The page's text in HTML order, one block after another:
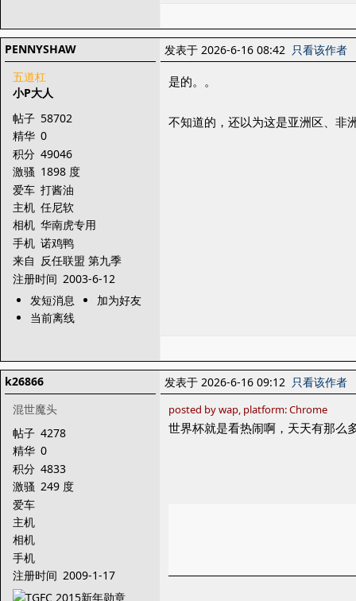
PENNYSHAW
五道杠
小P大人
帖子 58702
精华 0
积分 49046
激骚 1898 度
爱车 打酱油
主机 任尼软
相机 华南虎专用
手机 诺鸡鸭
来自 反任联盟 第九季
注册时间 2003-6-12
发短消息
加为好友
当前离线
发表于 2026-6-16 08:42 只看该作者
是的。。
不知道的，还以为这是亚洲区、非
k26866
混世魔头
帖子 4278
精华 0
积分 4833
激骚 249 度
爱车
主机
相机
手机
注册时间 2009-1-17
发表于 2026-6-16 09:12 只看该作者
posted by wap, platform: Chrome
世界杯就是看热闹啊，天天有那么